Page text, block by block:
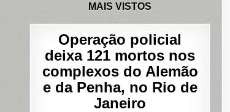
MAIS VISTOS
Operação policial
deixa 121 mortos nos
complexos do Alemão
e da Penha, no Rio de
Janeiro